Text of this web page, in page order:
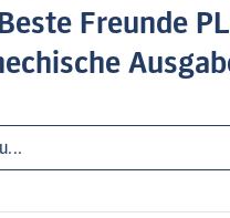
Beste Freunde